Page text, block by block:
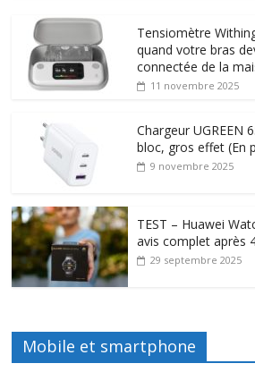
Tensiomètre
quand votre bras
connectée de la
11 novembre 2025
Chargeur UGREEN
bloc, gros effet (En
9 novembre 2025
TEST – Huawei
avis complet après
29 septembre 2025
Mobile et smartphone